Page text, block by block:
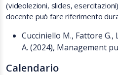
(videolezioni, slides,
docente può fare riferimento
Cucciniello M., Fattore G.,
A. (2024), Management
Calendario